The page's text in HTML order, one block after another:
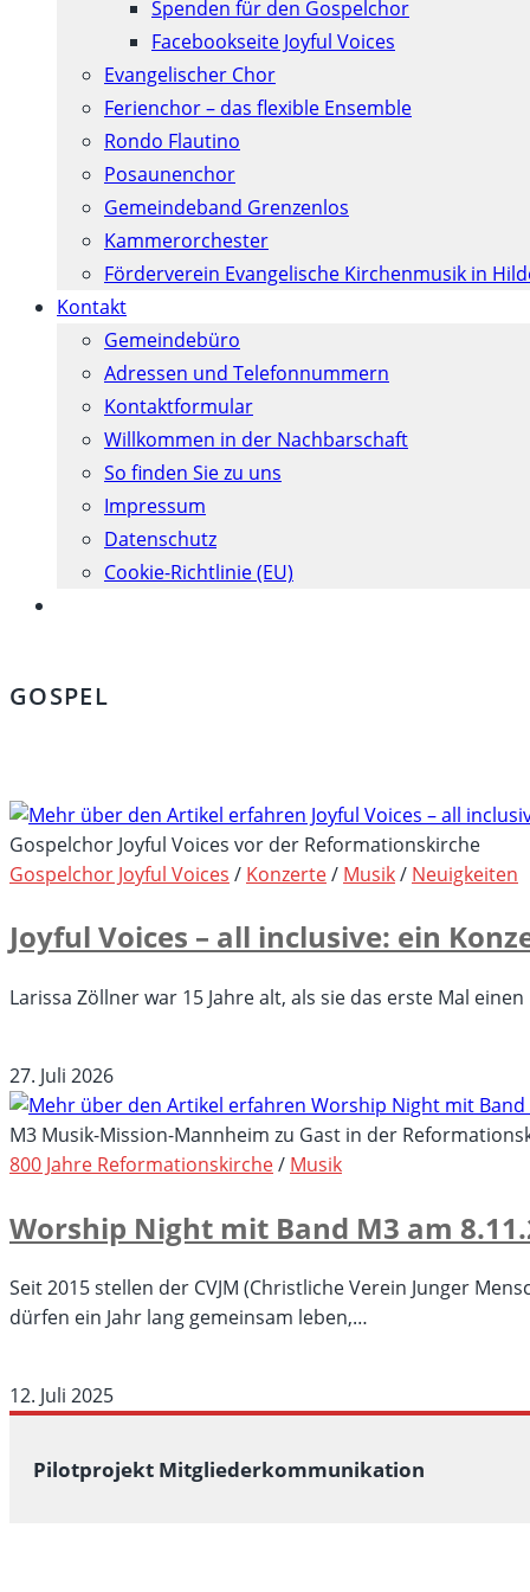
Spenden für den Gospelchor
Facebookseite Joyful Voices
Evangelischer Chor
Ferienchor – das flexible Ensemble
Rondo Flautino
Posaunenchor
Gemeindeband Grenzenlos
Kammerorchester
Förderverein Evangelische Kirchenmusik in
Kontakt
Gemeindebüro
Adressen und Telefonnummern
Kontaktformular
Willkommen in der Nachbarschaft
So finden Sie zu uns
Impressum
Datenschutz
Cookie-Richtlinie (EU)
GOSPEL
Gospelchor Joyful Voices vor der Reformationskirche
Gospelchor Joyful Voices / Konzerte/ Musik/ Neuigkeiten
Joyful Voices – all inclusive: ein
Larissa Zöllner war 15 Jahre alt, als sie das erste Mal
Voices
–
all
ein
Konzert
für
(fast)
27. Juli 2026
M3 Musik-Mission-Mannheim zu Gast in der
800 Jahre Reformationskirche/ Musik
Worship Night mit Band M3 am
Seit 2015 stellen der CVJM (Christliche Verein Junger
dürfen ein Jahr lang gemeinsam leben,…
Night
Band
12. Juli 2025
Pilotprojekt Mitgliederkommunikation